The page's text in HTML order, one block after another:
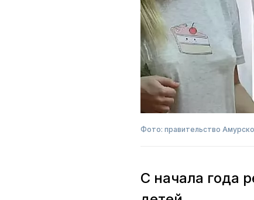
Фото: правительство
С начала года